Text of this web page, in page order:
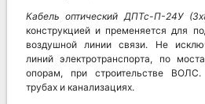
Кабель оптическийДПТс-П-24У
конструкцией и пременяется для
воздушной линии связи. Не
линий электротранспорта, по
опорам, при строительстве
трубах и канализациях.